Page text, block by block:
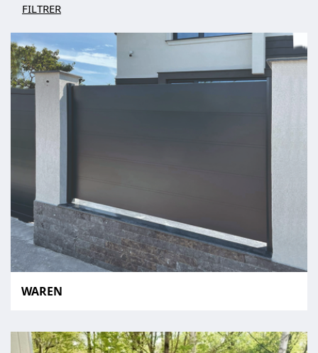
FILTRER
WAREN